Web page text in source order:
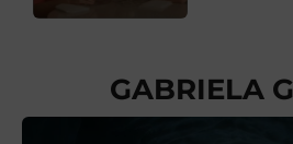
GABRIELA